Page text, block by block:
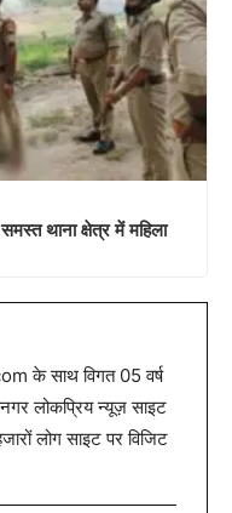
थाना क्षेत्र में महिला
के साथ विगत 05 वर्ष
लोकप्रिय न्यूज़ साइट
लोग साइट पर विजिट